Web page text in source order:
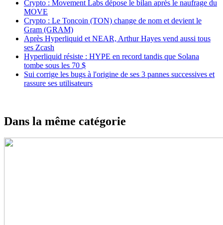
Crypto : Movement Labs dépose le bilan après le naufrage du
MOVE
Crypto : Le Toncoin (TON) change de nom et devient le
Gram (GRAM)
Après Hyperliquid et NEAR, Arthur Hayes vend aussi tous
ses Zcash
Hyperliquid résiste : HYPE en record tandis que Solana
tombe sous les 70 $
Sui corrige les bugs à l'origine de ses 3 pannes successives et
rassure ses utilisateurs
Dans la même catégorie